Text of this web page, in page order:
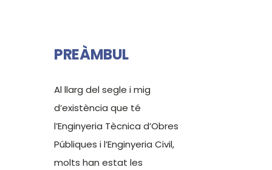
PREÀMBUL
Al llarg del segle i mig
d’existència que té
l’Enginyeria Tècnica d’Obres
Públiques i l’Enginyeria Civil,
molts han estat les